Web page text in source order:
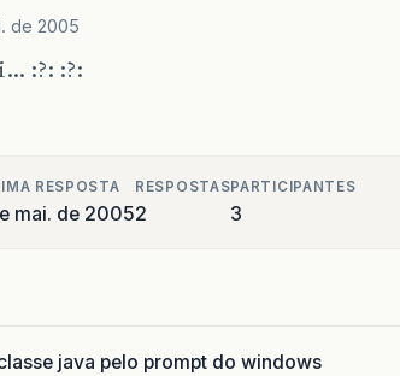
de 2005
:?: :?:
RESPOSTA
mai. de 2005
RESPOSTAS
2
PARTICIPANTES
3
java pelo prompt do windows